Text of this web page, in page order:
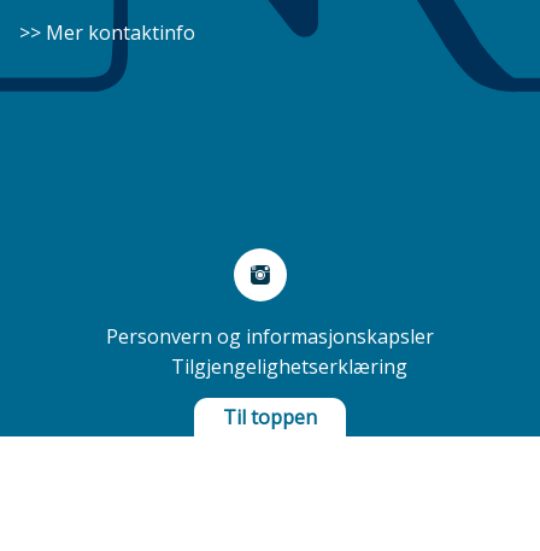
>> Mer kontaktinfo
PersonvernPersonvern og informasjonskapsler
Tilgjengelighetserklæring
Til toppen